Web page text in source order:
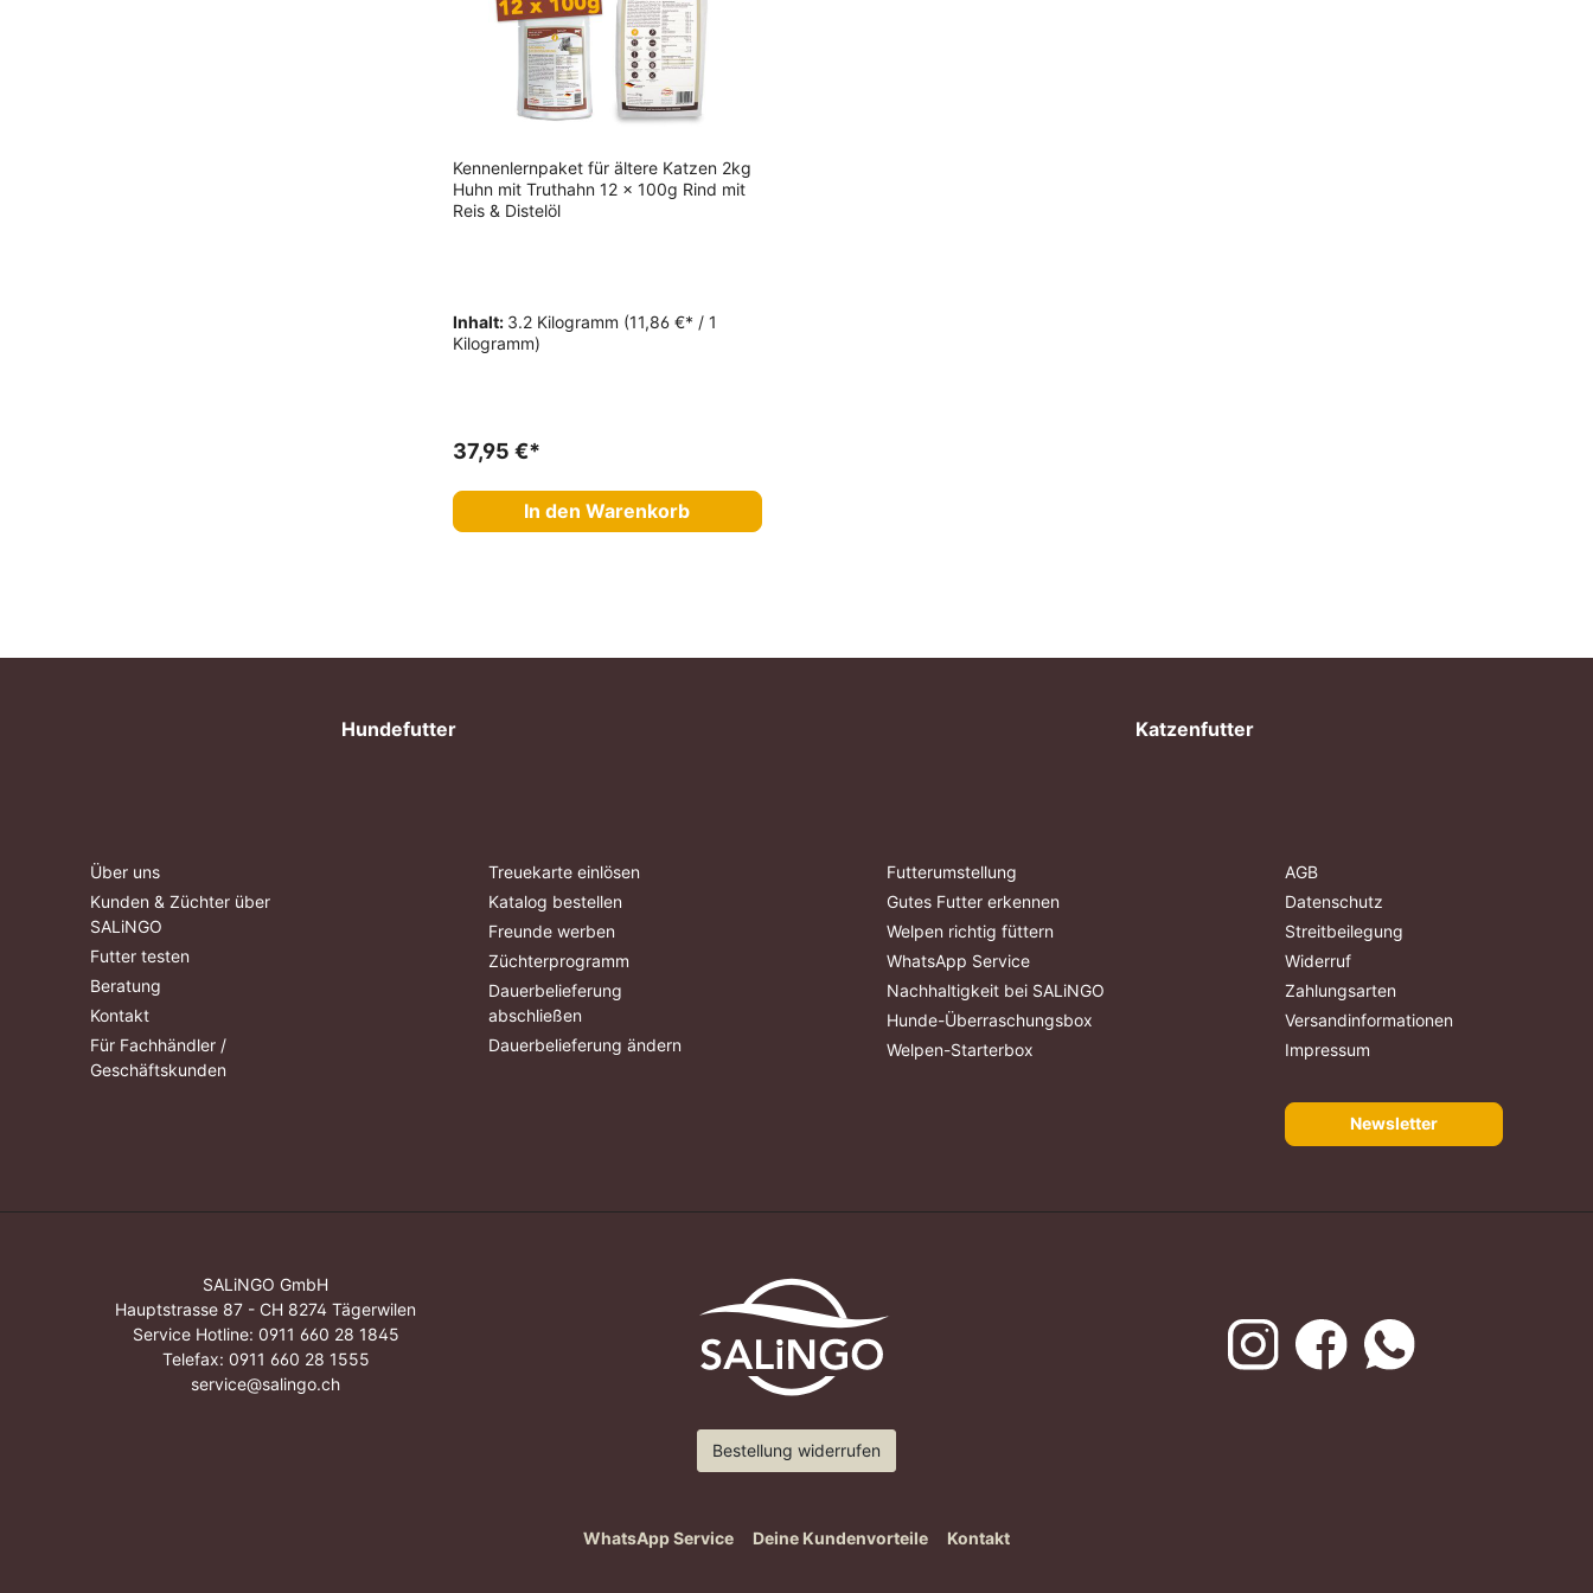
Kennenlernpaket für ältere Katzen 2kg
Huhn mit Truthahn 12 x 100g Rind mit
Reis & Distelöl
Inhalt: 3.2 Kilogramm (11,86 €* / 1
Kilogramm)
37,95 €*
In den Warenkorb
Hundefutter Katzenfutter
Über uns
Kunden & Züchter über
SALiNGO
Futter testen
Beratung
Kontakt
Für Fachhändler /
Geschäftskunden
Treuekarte einlösen
Katalog bestellen
Freunde werben
Züchterprogramm
Dauerbelieferung
abschließen
Dauerbelieferung ändern
Futterumstellung
Gutes Futter erkennen
Welpen richtig füttern
WhatsApp Service
Nachhaltigkeit bei SALiNGO
Hunde-Überraschungsbox
Welpen-Starterbox
AGB
Datenschutz
Streitbeilegung
Widerruf
Zahlungsarten
Versandinformationen
Impressum
Newsletter
SALiNGO GmbH
Hauptstrasse 87 - CH 8274 Tägerwilen
Service Hotline: 0911 660 28 1845
Telefax: 0911 660 28 1555
service@salingo.ch
Bestellung widerrufen
WhatsApp Service Deine Kundenvorteile Kontakt